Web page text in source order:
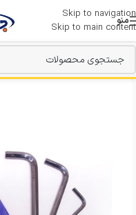
Skip to navigation
Skip to main content
منو